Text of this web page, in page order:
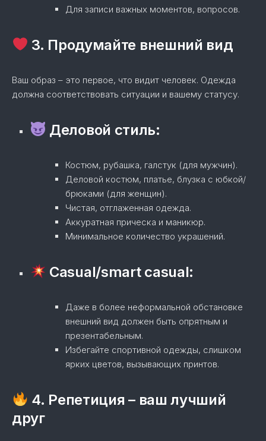
Для записи важных моментов, вопросов.
3. Продумайте внешний вид
Ваш образ – это первое, что видит человек. Одежда
должна соответствовать ситуации и вашему статусу.
Деловой стиль:
Костюм, рубашка, галстук (для мужчин).
Деловой костюм, платье, блузка с юбкой/
брюками (для женщин).
Чистая, отглаженная одежда.
Аккуратная прическа и маникюр.
Минимальное количество украшений.
Casual/smart casual:
Даже в более неформальной обстановке
внешний вид должен быть опрятным и
презентабельным.
Избегайте спортивной одежды, слишком
ярких цветов, вызывающих принтов.
4. Репетиция – ваш лучший
друг